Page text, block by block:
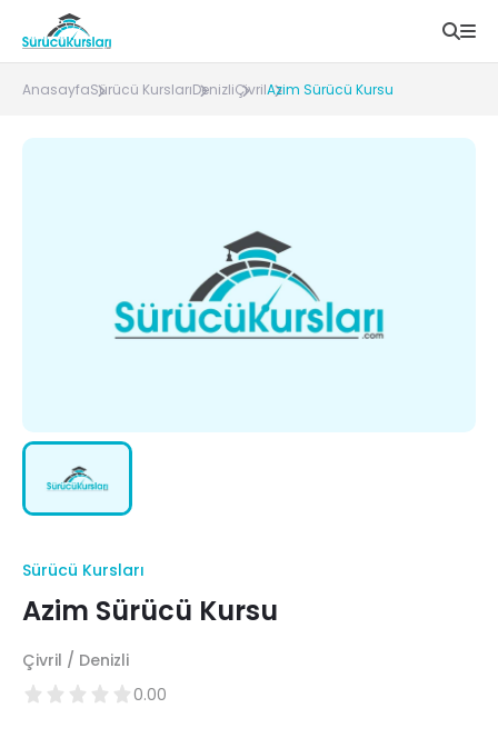
AnasayfaSürücü KurslarıDenizliÇivrilAzim Sürücü Kursu
Sürücü Kursları
Azim Sürücü Kursu
Çivril / Denizli
0.00